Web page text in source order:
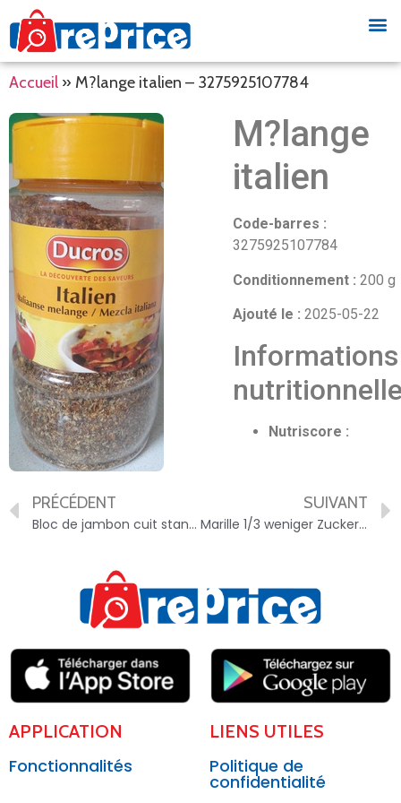
Accueil » M?lange italien – 3275925107784
M?lange
italien
Code-barres :
3275925107784
Conditionnement : 200 g
Ajouté le : 2025-05-22
Informations
Nutriscore :
PRÉCÉDENT
Bloc de jambon cuit standard – 3760109528047
SUIVANT
Marille 1/3 weniger Zucker – 9001432047541
APPLICATION
Fonctionnalités
LIENS UTILES
Politique de
confidentialité